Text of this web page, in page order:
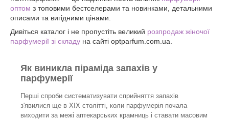
оптом з топовими бестселерами та новинками, детальними
описами та вигідними цінами.
Дивіться каталог і не пропустіть великий розпродаж жіночої
парфумерії зі складу на сайті optparfum.com.ua.
Як виникла піраміда запахів у
парфумерії
Перші спроби систематизувати сприйняття запахів
з'явилися ще в XIX столітті, коли парфумерія почала
виходити за межі аптекарських крамниць і ставати масовим